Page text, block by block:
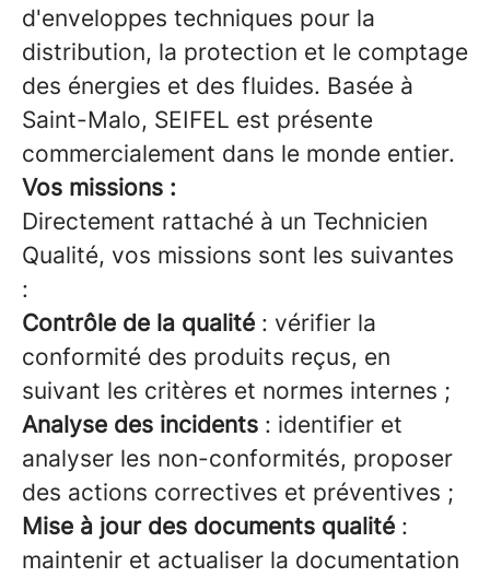
d'enveloppes techniques pour la
distribution, la protection et le comptage
des énergies et des fluides. Basée à
Saint-Malo, SEIFEL est présente
commercialement dans le monde entier.
Vos missions :
Directement rattaché à un Technicien
Qualité, vos missions sont les suivantes
:
Contrôle de la qualité : vérifier la
conformité des produits reçus, en
suivant les critères et normes internes ;
Analyse des incidents : identifier et
analyser les non-conformités, proposer
des actions correctives et préventives ;
Mise à jour des documents qualité :
maintenir et actualiser la documentation